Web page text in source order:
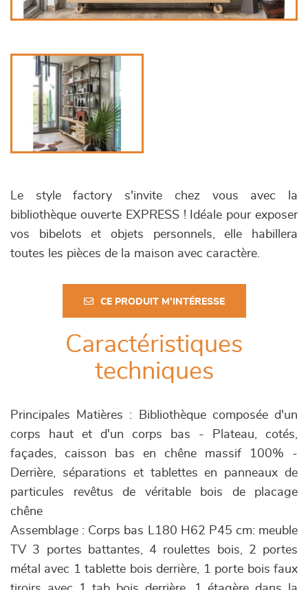
Le style factory s'invite chez vous avec la
bibliothèque ouverte EXPRESS ! Idéale pour exposer
vos bibelots et objets personnels, elle habillera
toutes les pièces de la maison avec caractère.
CE PRODUIT M'INTÉRESSE
Caractéristiques
techniques
Principales Matières : Bibliothèque composée d'un
corps haut et d'un corps bas - Plateau, cotés,
façades, caisson bas en chêne massif 100% -
Derrière, séparations et tablettes en panneaux de
particules revêtus de véritable bois de placage
chêne
Assemblage : Corps bas L180 H62 P45 cm: meuble
TV 3 portes battantes, 4 roulettes bois, 2 portes
métal avec 1 tablette bois derrière, 1 porte bois faux